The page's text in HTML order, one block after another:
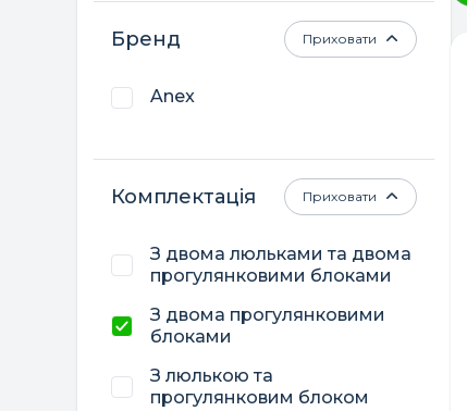
Бренд
Anex
Приховати
Комплектація
З двома люльками та двома
прогулянковими блоками
З двома прогулянковими
блоками
З люлькою та
прогулянковим блоком
Приховати